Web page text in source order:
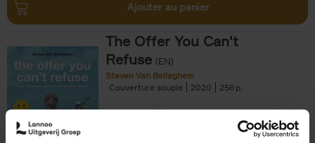
Ajouter au panier
The Offer You Can't
Refuse (EN)
Steven Van Belleghem
Couverture souple
2020 256
€37,50